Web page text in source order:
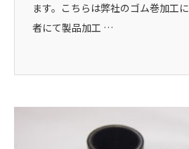
ます。こちらは弊社のゴム巻加工
者にて製品加工 …